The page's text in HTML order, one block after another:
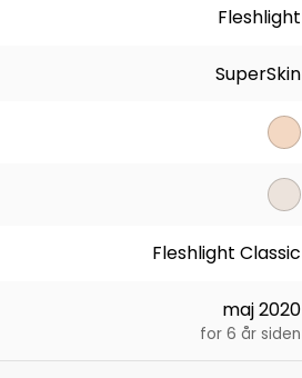
Fleshlight
SuperSkin
Fleshlight Classic
maj 2020
for 6 år siden